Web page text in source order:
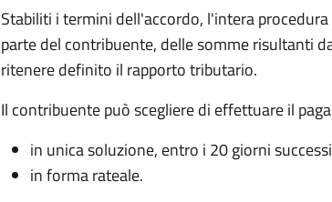
Stabiliti i termini dell'accordo, l'intera
parte del contribuente, delle somme risultanti
ritenere definito il rapporto tributario.
Il contribuente può scegliere di effettuare il
in unica soluzione, entro i 20 giorni
in forma rateale.